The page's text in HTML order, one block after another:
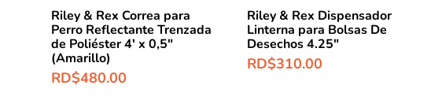
Riley & Rex Correa para
Perro Reflectante Trenzada
de Poliéster 4′ x 0,5″
(Amarillo)
RD$480.00
Riley & Rex Dispensador
Linterna para Bolsas De
Desechos 4.25″
RD$310.00